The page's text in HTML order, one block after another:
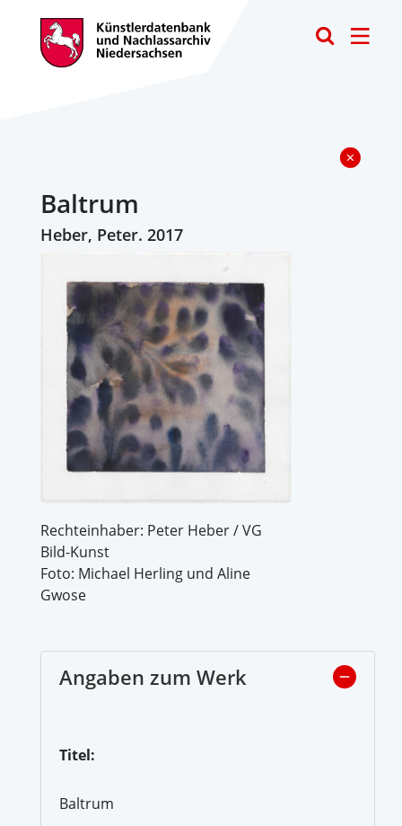
Baltrum
Heber, Peter. 2017
Rechteinhaber: Peter Heber / VG
Bild-Kunst
Foto: Michael Herling und Aline
Gwose
Angaben zum Werk
Titel:
Baltrum